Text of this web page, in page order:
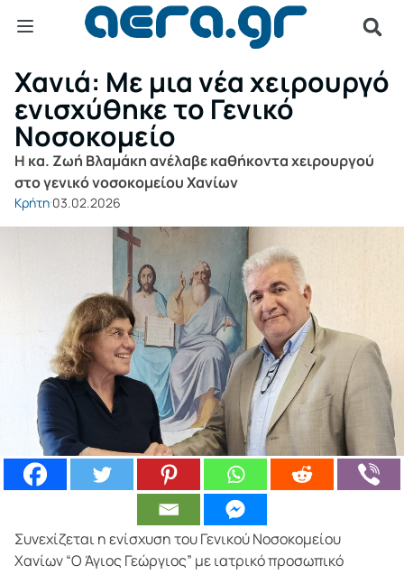
Χανιά: Με μια νέα χειρουργό
ενισχύθηκε το Γενικό
Νοσοκομείο
Η κα. Ζωή Βλαμάκη ανέλαβε καθήκοντα χειρουργού
στο γενικό νοσοκομείου Χανίων
Κρήτη 03.02.2026
Συνεχίζεται η ενίσχυση του Γενικού Νοσοκομείου
Χανίων “Ο Άγιος Γεώργιος” με ιατρικό προσωπικό